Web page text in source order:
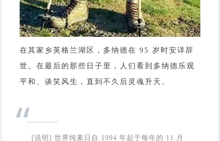
在其家乡英格兰湖区，多纳德在 95 岁时安详辞
世。在最后的那些日子里，人们看到多纳德乐观
平和、谈笑风生，直到不久后灵魂升天。
“[说明] 世界纯素日自 1994 年起于每年的 11 月